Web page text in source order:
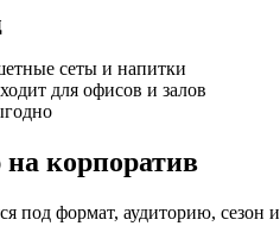
сеты и напитки
для офисов и залов
корпоратив
под формат, аудиторию,